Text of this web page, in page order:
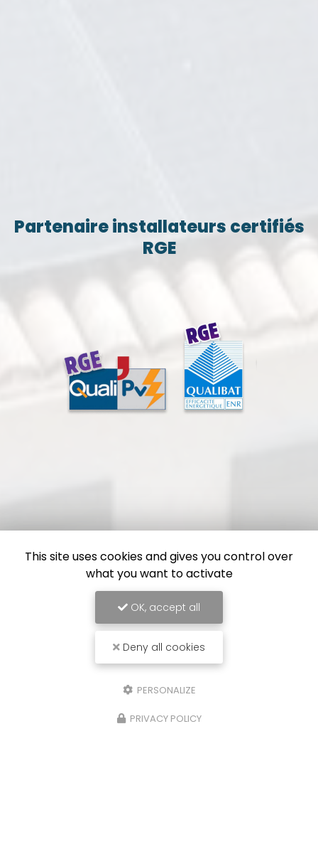
Partenaire installateurs certifiés
RGE
This site uses cookies and gives you control over
what you want to activate
OK, accept all
Deny all cookies
PERSONALIZE
PRIVACY POLICY